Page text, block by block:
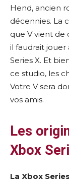
Hend, ancien
décennies. La
que V vient
il faudrait jouer
Series X. Et
ce studio, les
Votre V sera
vos amis.
Les
Xbox
La Xbox